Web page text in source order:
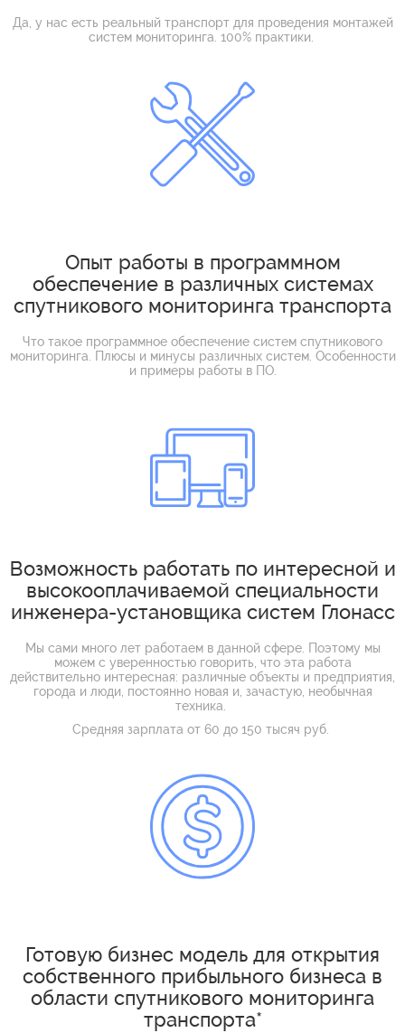
Да, у нас есть реальный транспорт для проведения монтажей
систем мониторинга. 100% практики.
Опыт работы в программном
обеспечение в различных системах
спутникового мониторинга транспорта
Что такое программное обеспечение систем спутникового
мониторинга. Плюсы и минусы различных систем. Особенности
и примеры работы в ПО.
Возможность работать по интересной и
высокооплачиваемой специальности
инженера-установщика систем Глонасс
Мы сами много лет работаем в данной сфере. Поэтому мы
можем с уверенностью говорить, что эта работа
действительно интересная: различные объекты и предприятия,
города и люди, постоянно новая и, зачастую, необычная
техника.
Средняя зарплата от 60 до 150 тысяч руб.
Готовую бизнес модель для открытия
собственного прибыльного бизнеса в
области спутникового мониторинга
транспорта*